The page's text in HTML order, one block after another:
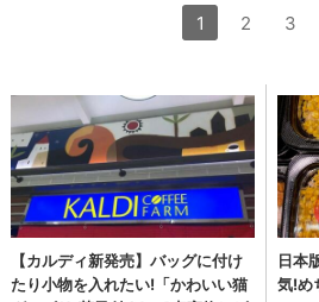
1 2 3